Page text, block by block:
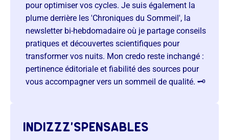
pour optimiser vos cycles. Je suis également la
plume derrière les 'Chroniques du Sommeil', la
newsletter bi-hebdomadaire où je partage conseils
pratiques et découvertes scientifiques pour
transformer vos nuits. Mon credo reste inchangé :
pertinence éditoriale et fiabilité des sources pour
vous accompagner vers un sommeil de qualité. 🗝️
indizzz’spensables